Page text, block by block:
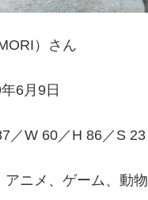
）さん
6月9日
／W 60／H 86／S 23
アニメ、ゲーム、動物